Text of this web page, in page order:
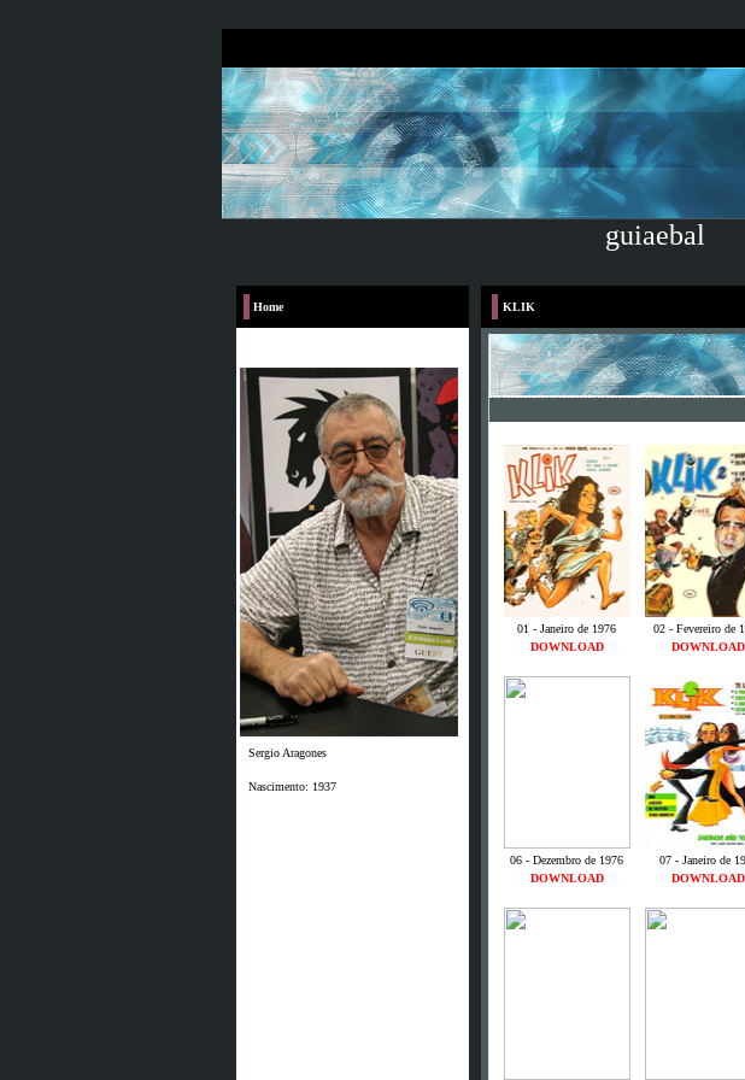
guiaebal
Home
Sergio Aragones
Nascimento: 1937
KLIK
01 - Janeiro de 1976 02 - Fevereiro de
DOWNLOAD
DOWNLOAD
06 - Dezembro de 1976 07 - Janeiro de
DOWNLOAD
DOWNLOAD